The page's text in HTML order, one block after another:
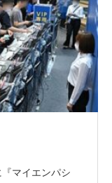
マイエンパシ